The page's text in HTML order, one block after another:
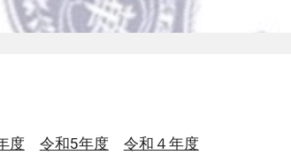
度 令和5年度
令和４年度